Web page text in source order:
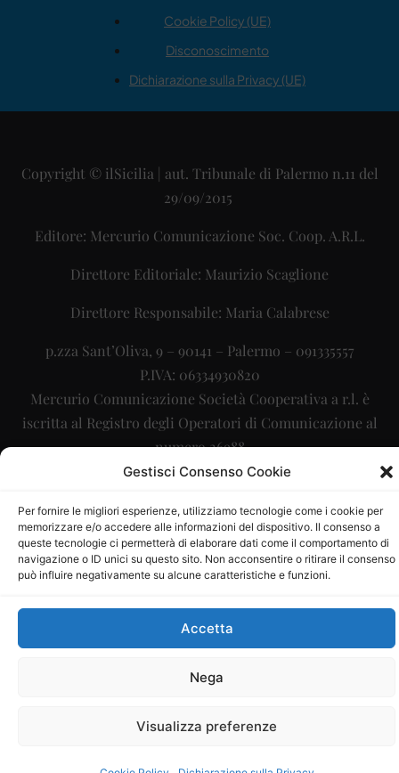
Gestisci Consenso Cookie
Per fornire le migliori esperienze, utilizziamo tecnologie come i cookie per
memorizzare e/o accedere alle informazioni del dispositivo. Il consenso a
queste tecnologie ci permetterà di elaborare dati come il comportamento di
navigazione o ID unici su questo sito. Non acconsentire o ritirare il consenso
può influire negativamente su alcune caratteristiche e funzioni.
Accetta
Nega
Visualizza preferenze
Cookie Policy (UE)
Disconoscimento
Dichiarazione sulla Privacy (UE)
Copyright © ilSicilia | aut. Tribunale di Palermo n.11 del
29/09/2015
Editore: Mercurio Comunicazione Soc. Coop. A.R.L.
Direttore Editoriale: Maurizio Scaglione
Direttore Responsabile: Maria Calabrese
p.zza Sant’Oliva, 9 – 90141 – Palermo – 091335557
P.IVA: 06334930820
Mercurio Comunicazione Società Cooperativa a r.l. è
iscritta al Registro degli Operatori di Comunicazione al
numero 26988